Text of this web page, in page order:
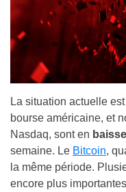
La situation actuelle
bourse américaine, et
Nasdaq, sont en
semaine. Le Bitcoin,
la même période.
encore plus